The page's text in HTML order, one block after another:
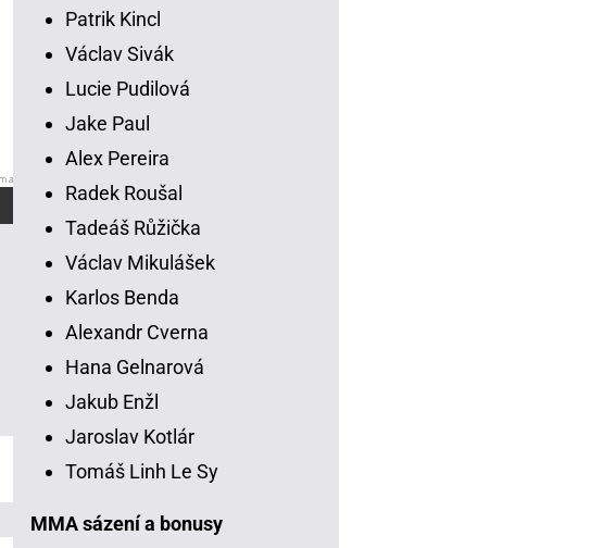
Patrik Kincl
Václav Sivák
Lucie Pudilová
Jake Paul
Alex Pereira
Radek Roušal
Tadeáš Růžička
Václav Mikulášek
Karlos Benda
Alexandr Cverna
Hana Gelnarová
Jakub Enžl
Jaroslav Kotlár
Tomáš Linh Le Sy
MMA sázení a bonusy